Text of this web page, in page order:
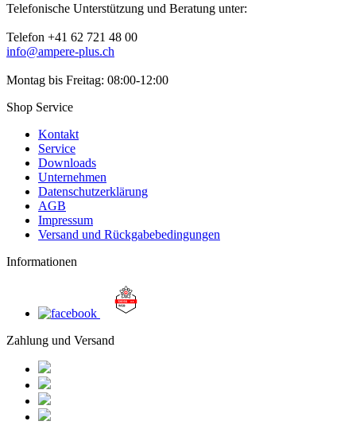
Telefonische Unterstützung und Beratung unter:
Telefon +41 62 721 48 00
info@ampere-plus.ch
Montag bis Freitag: 08:00-12:00
Shop Service
Kontakt
Service
Downloads
Unternehmen
Datenschutzerklärung
AGB
Impressum
Versand und Rückgabebedingungen
Informationen
Zahlung und Versand